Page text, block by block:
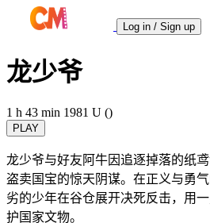
Log in / Sign up
龙少爷
1 h 43 min 1981 U ()
PLAY
龙少爷与好友阿牛因追逐掉落的纸
盗卖国宝的惊天阴谋。在正义与勇
劣的少年在谷仓展开决死反击，用
护国家文物。